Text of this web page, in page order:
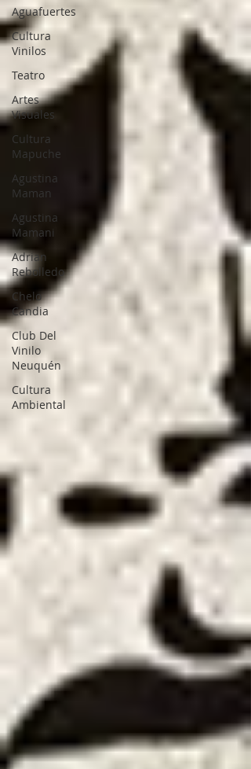
Aguafuertes
Cultura
Vinilos
Teatro
Artes
Visuales
Cultura
Mapuche
Agustina
Maman
Agustina
Mamani
Adrian
Rebolledo
Chelo
Candia
Club Del
Vinilo
Neuquén
Cultura
Ambiental